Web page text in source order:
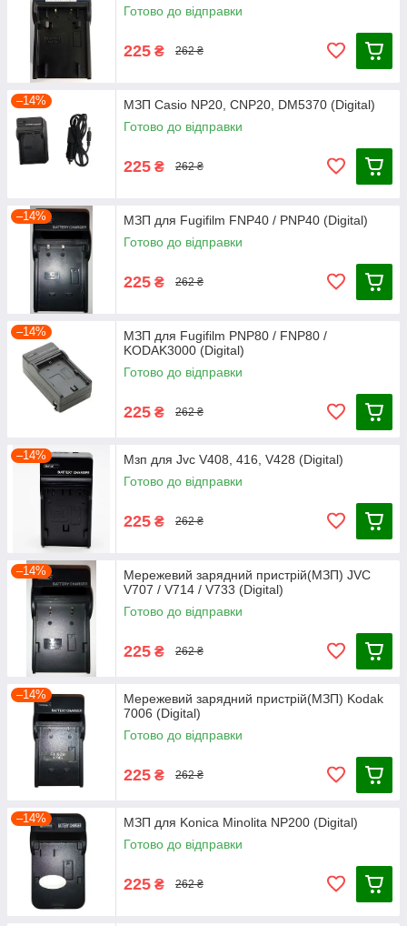
Готово до відправки
225 ₴ 262 ₴
–14%
МЗП Casio NP20, CNP20, DM5370 (Digital)
Готово до відправки
225 ₴ 262 ₴
–14%
МЗП для Fugifilm FNP40 / PNP40 (Digital)
Готово до відправки
225 ₴ 262 ₴
–14%
МЗП для Fugifilm PNP80 / FNP80 /
KODAK3000 (Digital)
Готово до відправки
225 ₴ 262 ₴
–14%
Мзп для Jvc V408, 416, V428 (Digital)
Готово до відправки
225 ₴ 262 ₴
–14%
Мережевий зарядний пристрій(МЗП) JVC
V707 / V714 / V733 (Digital)
Готово до відправки
225 ₴ 262 ₴
–14%
Мережевий зарядний пристрій(МЗП) Kodak
7006 (Digital)
Готово до відправки
225 ₴ 262 ₴
–14%
МЗП для Konica Minolita NP200 (Digital)
Готово до відправки
225 ₴ 262 ₴